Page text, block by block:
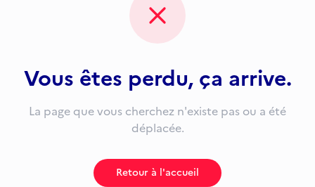
Vous êtes perdu, ça arrive.
La page que vous cherchez n'existe pas ou a été
déplacée.
Retour à l'accueil